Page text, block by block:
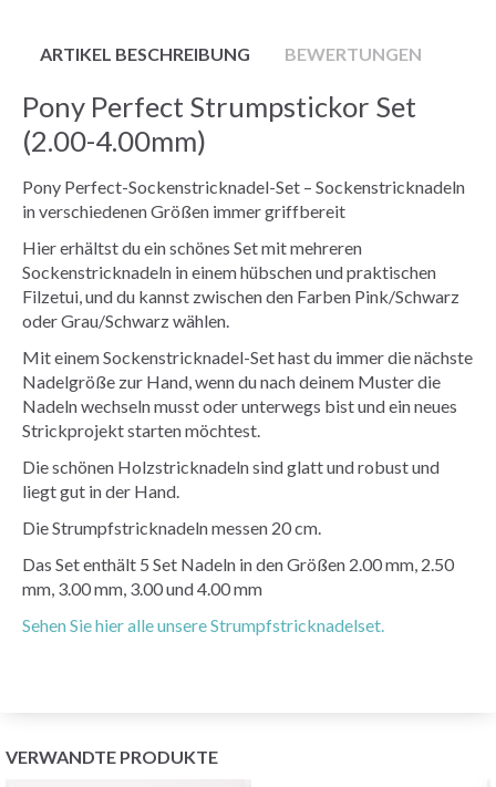
ARTIKEL BESCHREIBUNG BEWERTUNGEN
Pony Perfect Strumpstickor Set
(2.00-4.00mm)
Pony Perfect-Sockenstricknadel-Set – Sockenstricknadeln
in verschiedenen Größen immer griffbereit
Hier erhältst du ein schönes Set mit mehreren
Sockenstricknadeln in einem hübschen und praktischen
Filzetui, und du kannst zwischen den Farben Pink/Schwarz
oder Grau/Schwarz wählen.
Mit einem Sockenstricknadel-Set hast du immer die nächste
Nadelgröße zur Hand, wenn du nach deinem Muster die
Nadeln wechseln musst oder unterwegs bist und ein neues
Strickprojekt starten möchtest.
Die schönen Holzstricknadeln sind glatt und robust und
liegt gut in der Hand.
Die Strumpfstricknadeln messen 20 cm.
Das Set enthält 5 Set Nadeln in den Größen 2.00 mm, 2.50
mm, 3.00 mm, 3.00 und 4.00 mm
Sehen Sie hier alle unsere Strumpfstricknadelset.
VERWANDTE PRODUKTE